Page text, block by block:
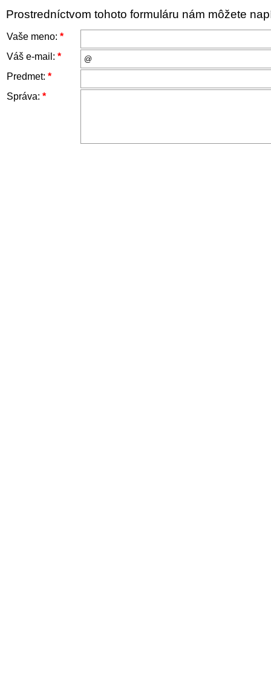
Prostredníctvom tohoto formuláru nám môžete
Vaše meno: *
Váš e-mail: *
Predmet: *
Správa: *